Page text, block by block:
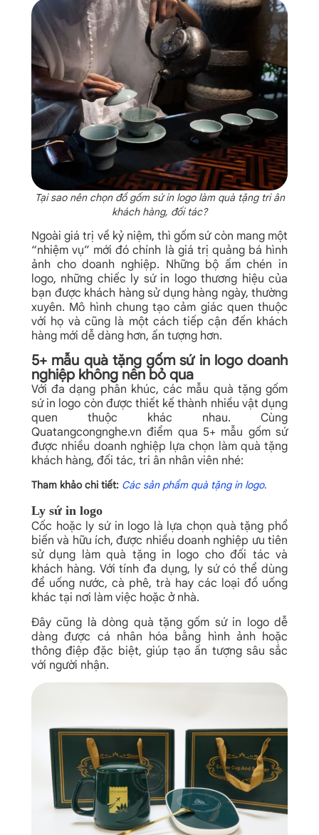
Tại sao nên chọn đồ gốm sứ in logo làm quà tặng tri ân
khách hàng, đối tác?​
Ngoài giá trị về kỷ niệm, thì gốm sứ còn mang một
“nhiệm vụ” mới đó chính là giá trị quảng bá hình
ảnh cho doanh nghiệp. Những bộ ấm chén in
logo, những chiếc ly sứ in logo thương hiệu của
bạn được khách hàng sử dụng hàng ngày, thường
xuyên. Mô hình chung tạo cảm giác quen thuộc
với họ và cũng là một cách tiếp cận đến khách
hàng mới dễ dàng hơn, ấn tượng hơn.
5+ mẫu quà tặng gốm sứ in logo doanh
nghiệp không nên bỏ qua
Với đa dạng phân khúc, các mẫu quà tặng gốm
sứ in logo còn được thiết kế thành nhiều vật dụng
quen thuộc khác nhau. Cùng
Quatangcongnghe.vn điểm qua 5+ mẫu gốm sứ
được nhiều doanh nghiệp lựa chọn làm quà tặng
khách hàng, đối tác, tri ân nhân viên nhé:
Tham khảo chi tiết: Các sản phẩm quà tặng in logo.
Ly sứ in logo
Cốc hoặc ly sứ in logo là lựa chọn quà tặng phổ
biến và hữu ích, được nhiều doanh nghiệp ưu tiên
sử dụng làm quà tặng in logo cho đối tác và
khách hàng. Với tính đa dụng, ly sứ có thể dùng
để uống nước, cà phê, trà hay các loại đồ uống
khác tại nơi làm việc hoặc ở nhà.
Đây cũng là dòng quà tặng gốm sứ in logo dễ
dàng được cá nhân hóa bằng hình ảnh hoặc
thông điệp đặc biệt, giúp tạo ấn tượng sâu sắc
với người nhận.